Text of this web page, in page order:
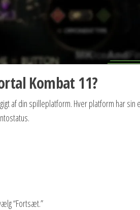
Kombat 11?
af din spilleplatform. Hver platform har sin
“Fortsæt.”